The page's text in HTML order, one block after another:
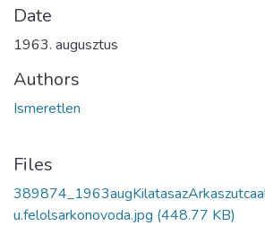
Date
1963. augusztus
Authors
Ismeretlen
Files
u.felolsarkonovoda.jpg (448.77 KB)